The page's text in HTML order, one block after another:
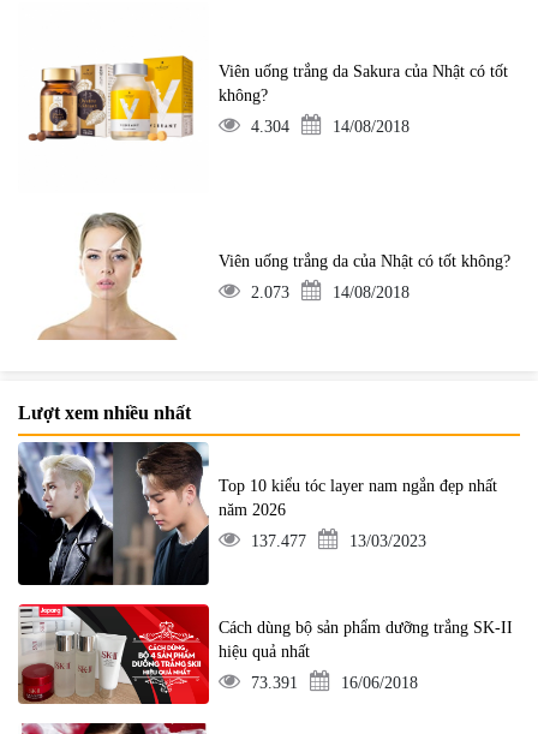
Viên uống trắng da Sakura của Nhật có tốt
không?
4.304
14/08/2018
Viên uống trắng da của Nhật có tốt không?
2.073
14/08/2018
Lượt xem nhiều nhất
Top 10 kiểu tóc layer nam ngắn đẹp nhất
năm 2026
137.477
13/03/2023
Cách dùng bộ sản phẩm dưỡng trắng SK-II
hiệu quả nhất
73.391
16/06/2018